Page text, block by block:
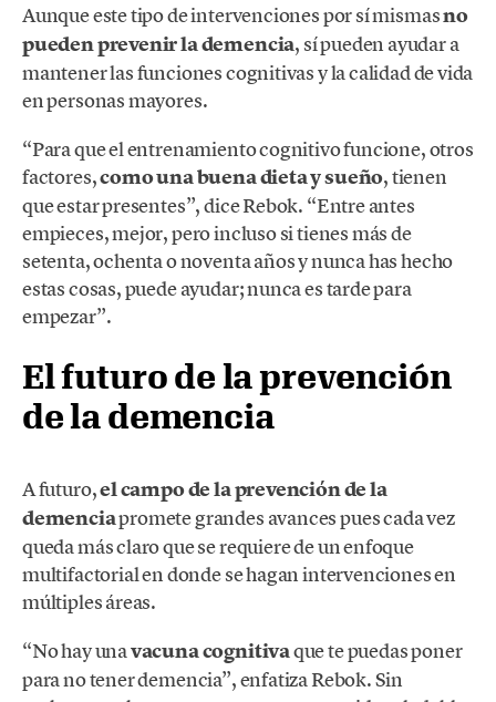
Aunque este tipo de intervenciones por sí mismasno
pueden prevenir la demencia, sí pueden ayudar a
mantener las funciones cognitivas y la calidad de vida
en personas mayores.
“Para que el entrenamiento cognitivo funcione, otros
factores,como una buena dieta y sueño, tienen
que estar presentes”, dice Rebok. “Entre antes
empieces, mejor, pero incluso si tienes más de
setenta, ochenta o noventa años y nunca has hecho
estas cosas, puede ayudar; nunca es tarde para
empezar”.
El futuro de la prevención
de la demencia
A futuro,el campo de la prevención de la
demenciapromete grandes avances pues cada vez
queda más claro que se requiere de un enfoque
multifactorial en donde se hagan intervenciones en
múltiples áreas.
“No hay unavacuna cognitivaque te puedas poner
para no tener demencia”, enfatiza Rebok. Sin